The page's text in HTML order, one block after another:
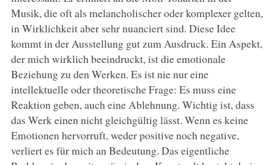
Musik, die oft als melancholischer oder komplexer gelten,
in Wirklichkeit aber sehr nuanciert sind. Diese Idee
kommt in der Ausstellung gut zum Ausdruck. Ein Aspekt,
der mich wirklich beeindruckt, ist die emotionale
Beziehung zu den Werken. Es ist nie nur eine
intellektuelle oder theoretische Frage: Es muss eine
Reaktion geben, auch eine Ablehnung. Wichtig ist, dass
das Werk einen nicht gleichgültig lässt. Wenn es keine
Emotionen hervorruft, weder positive noch negative,
verliert es für mich an Bedeutung. Das eigentliche